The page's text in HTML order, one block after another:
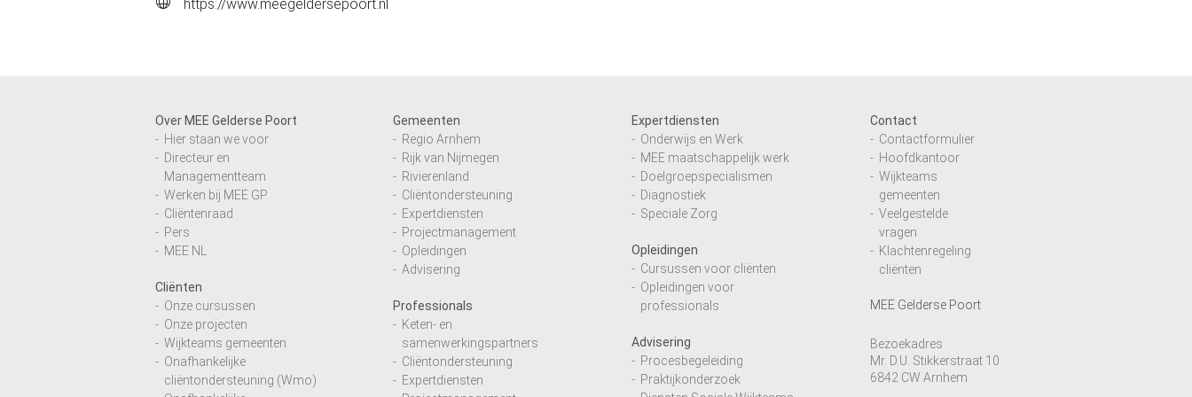
https://www.meegeldersepoort.nl
Over MEE Gelderse Poort
Hier staan we voor
Directeur en
Managementteam
Werken bij MEE GP
Cliëntenraad
Pers
MEE NL
Cliënten
Onze cursussen
Onze projecten
Wijkteams gemeenten
Onafhankelijke
cliëntondersteuning (Wmo)
Gemeenten
Regio Arnhem
Rijk van Nijmegen
Rivierenland
Cliëntondersteuning
Expertdiensten
Projectmanagement
Opleidingen
Advisering
Professionals
Keten- en
samenwerkingspartners
Cliëntondersteuning
Expertdiensten
Expertdiensten
Onderwijs en Werk
MEE maatschappelijk werk
Doelgroepspecialismen
Diagnostiek
Speciale Zorg
Opleidingen
Cursussen voor cliënten
Opleidingen voor
professionals
Advisering
Procesbegeleiding
Praktijkonderzoek
Contact
Contactformulier
Hoofdkantoor
Wijkteams
gemeenten
Veelgestelde
vragen
Klachtenregeling
cliënten
MEE Gelderse Poort
Bezoekadres
Mr. D.U. Stikkerstraat 10
6842 CW Arnhem